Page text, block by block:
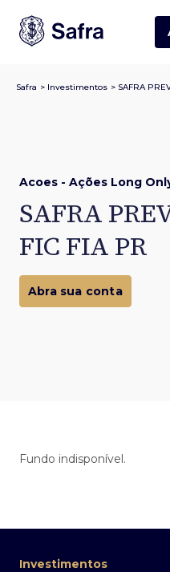
Safra > Investimentos > SAFRA
Acoes - Ações Long
SAFRA
FIC FIA PR
Abra sua conta
Fundo indisponível.
Investimentos